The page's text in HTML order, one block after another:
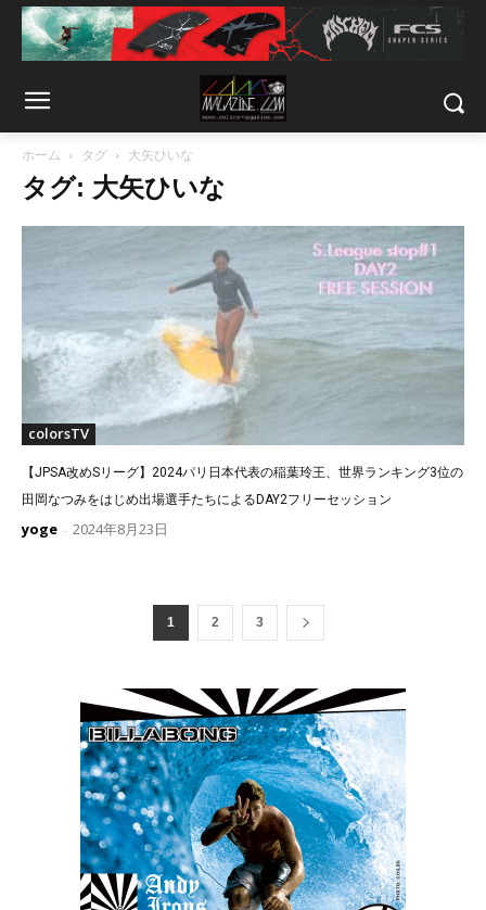
ホーム タグ 大矢ひいな
タグ: 大矢ひいな
colorsTV
【JPSA改めSリーグ】2024パリ日本代表の稲葉玲王、世界ランキング3位の
田岡なつみをはじめ出場選手たちによるDAY2フリーセッション
yoge - 2024年8月23日
1 2 3